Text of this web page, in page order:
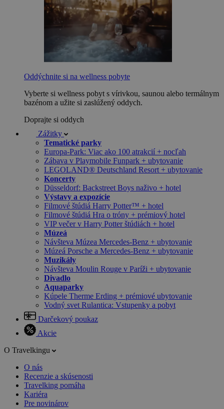
Oddýchnite si na wellness pobyte
Vyberte si wellness pobyt s vírivkou, saunou alebo termálnym
bazénom a užite si zaslúžený oddych.
Doprajte si oddych
Zážitky
Tematické parky
Europa-Park: Viac ako 100 atrakcií + nocľah
Zábava v Playmobile Funpark + ubytovanie
LEGOLAND® Deutschland Resort + ubytovanie
Koncerty
Düsseldorf: Backstreet Boys naživo + hotel
Výstavy a expozície
Filmové štúdiá Harry Potter™ + hotel
Filmové štúdiá Hra o tróny + prémiový hotel
VIP večer v Harry Potter štúdiách + hotel
Múzeá
Návšteva Múzea Mercedes-Benz + ubytovanie
Múzeá Porsche a Mercedes-Benz + ubytovanie
Muzikály
Návšteva Moulin Rouge v Paríži + ubytovanie
Divadlo
Aquaparky
Kúpele Therme Erding + prémiové ubytovanie
Vodný svet Rulantica: Vstupenky a pobyt
Darčekový poukaz
Akcie
O Travelkingu
O nás
Recenzie a skúsenosti
Travelking pomáha
Kariéra
Pre novinárov